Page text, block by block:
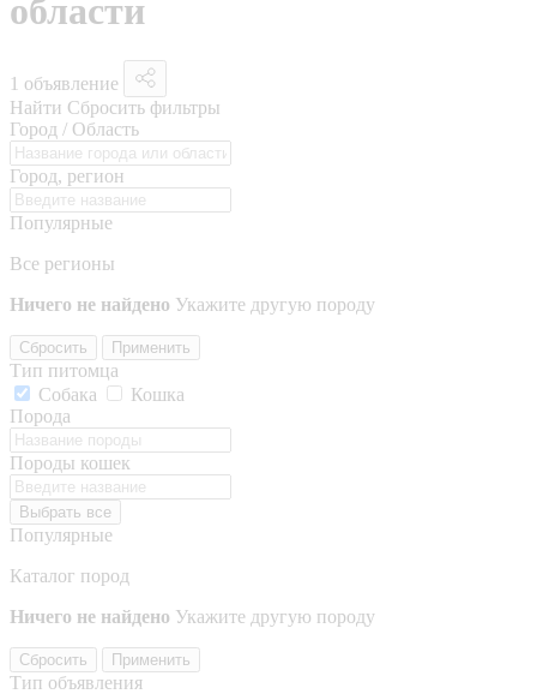
области
1 объявление
Найти Сбросить фильтры
Город / Область
Город, регион
Популярные
Все регионы
Ничего не найдено Укажите другую породу
Сбросить Применить
Тип питомца
Собака
Кошка
Порода
Породы кошек
Выбрать все
Популярные
Каталог пород
Ничего не найдено Укажите другую породу
Сбросить Применить
Тип объявления